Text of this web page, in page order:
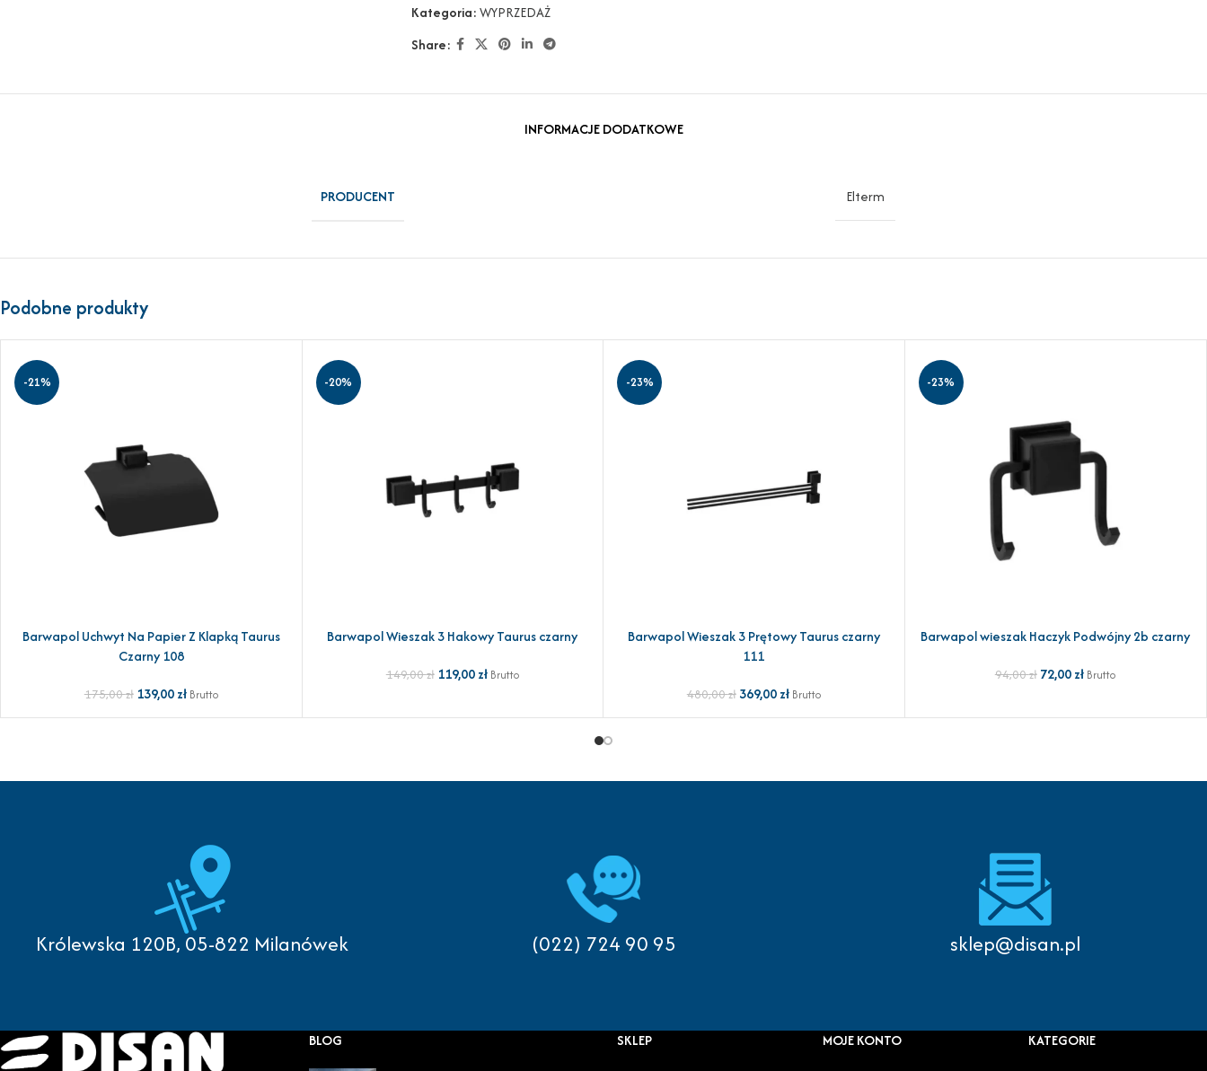
Kategoria:WYPRZEDAŻ
Share:
INFORMACJE DODATKOWE
PRODUCENT Elterm
Podobne produkty
-21%
DODAJ DO KOSZYKA
Barwapol Uchwyt Na Papier Z Klapką Taurus
Czarny 108
175,00zł 139,00zł Brutto
-20%
DODAJ DO KOSZYKA
Barwapol Wieszak 3 Hakowy Taurus czarny
149,00zł 119,00zł Brutto
-23%
DODAJ DO KOSZYKA
Barwapol Wieszak 3 Prętowy Taurus czarny
111
480,00zł 369,00zł Brutto
-23%
DODAJ DO KOSZYKA
Barwapol wieszak Haczyk Podwójny 2b czarny
94,00zł 72,00zł Brutto
Królewska 120B, 05-822 Milanówek (022) 724 90 95 sklep@disan.pl
BLOG
SKLEP MOJE KONTO KATEGORIE